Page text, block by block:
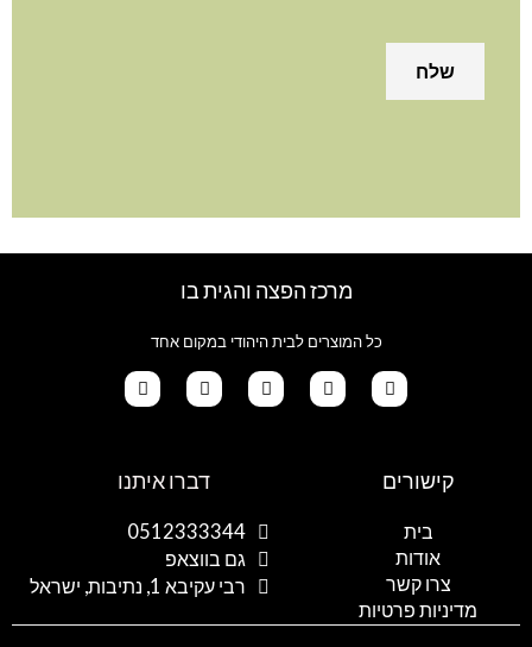
מרכז הפצה והגית בו
כל המוצרים לבית היהודי במקום אחד
a
p
a
g
r
a
m
k
o
k
o
l
e
קישורים
בית
אודות
צרו קשר
מדיניות פרטיות
דברו איתנו
0512333344
גם בווצאפ
רבי עקיבא 1, נתיבות, ישראל